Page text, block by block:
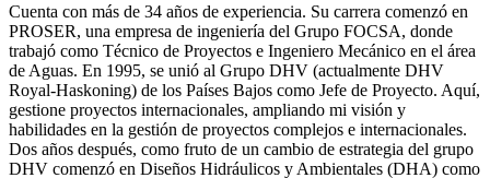
Cuenta con más de 34 años de experiencia. Su carrera comenzó en
PROSER, una empresa de ingeniería del Grupo FOCSA, donde
trabajó como Técnico de Proyectos e Ingeniero Mecánico en el área
de Aguas. En 1995, se unió al Grupo DHV (actualmente DHV
Royal-Haskoning) de los Países Bajos como Jefe de Proyecto. Aquí,
gestione proyectos internacionales, ampliando mi visión y
habilidades en la gestión de proyectos complejos e internacionales.
Dos años después, como fruto de un cambio de estrategia del grupo
DHV comenzó en Diseños Hidráulicos y Ambientales (DHA) como